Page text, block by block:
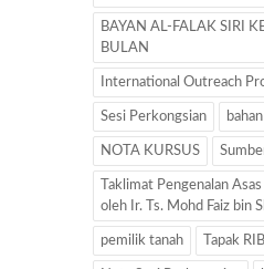
BAYAN AL-FALAK SIRI
BULAN
International Outreach
Sesi Perkongsian
NOTA KURSUS
Taklimat Pengenalan
oleh Ir. Ts. Mohd Faiz bin
pemilik tanah Tapak RIBI